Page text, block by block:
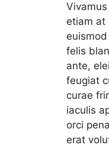
etiam at
felis
ante,
feugiat
curae
iaculis
orci
erat